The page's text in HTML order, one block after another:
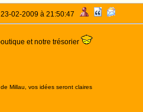
02-2009 à 21:50:47
et notre trésorier
Millau, vos idées seront claires